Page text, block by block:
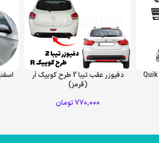
دفیوزر عقب تیبا 2 طرح کوییک آر
(قرمز)
770,000تومان